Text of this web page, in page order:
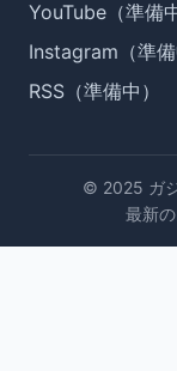
YouTube（準備中
Instagram（準備
RSS（準備中）
© 2025 ガ
最新